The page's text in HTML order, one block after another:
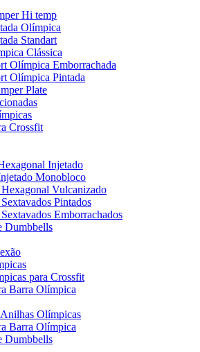
Hi temp
Olímpica
Standart
Clássica
Olímpica Emborrachada
Olímpica Pintada
Plate
Crossfit
Injetado
Monobloco
Vulcanizado
Pintados
Emborrachados
Dumbbells
para Crossfit
Barra Olímpica
Olímpicas
Barra Olímpica
Dumbbells